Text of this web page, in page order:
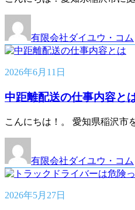
有限会社ダイユウ・コム
2026年6月11日
中距離配送の仕事内容と
こんにちは！。 愛知県稲沢市
有限会社ダイユウ・コム
2026年5月27日